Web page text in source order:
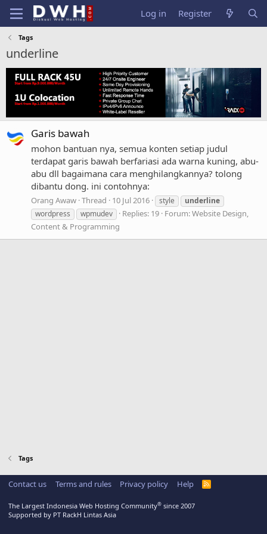
Log in Register
Tags
underline
Garis bawah
mohon bantuan nya, semua konten setiap judul
terdapat garis bawah berfariasi ada warna kuning, abu-
abu dll bagaimana cara menghilangkannya? tolong
dibantu dong. ini contohnya:
Orang Awaw Thread 10 Jul 2016 style
underline
wordpress
wpmudev Replies: 19 Forum:Website Design,
Content & Programming
Tags
Contact us Terms and rules Privacy policy Help
R
The Largest Indonesia Web Hosting Community® since 2007
Supported by PT RackH Lintas Asia